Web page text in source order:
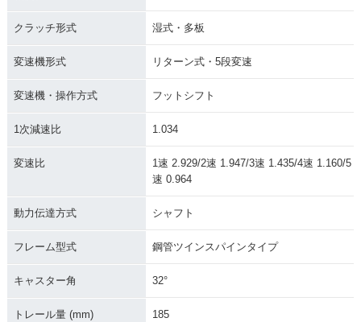
クラッチ形式 湿式・多板
変速機形式 リターン式・5段変速
変速機・操作方式 フットシフト
1次減速比 1.034
変速比
1速 2.929/2速 1.947/3速 1.435/4速 1.160/5
速 0.964
動力伝達方式 シャフト
フレーム型式 鋼管ツインスパインタイプ
キャスター角 32°
トレール量 (mm) 185